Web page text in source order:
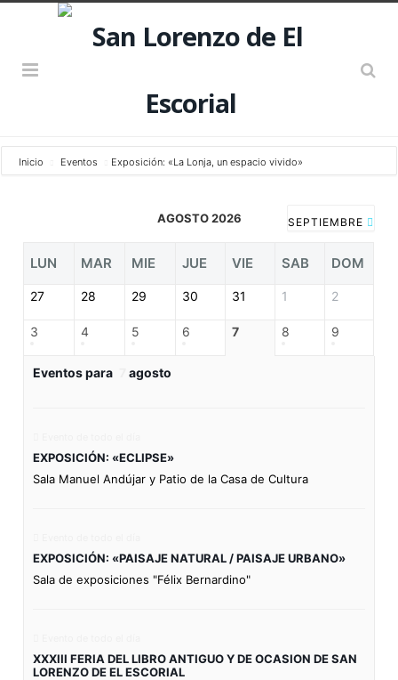
Inicio Eventos Exposición: «La Lonja, un espacio vivido»
AGOSTO 2026 SEPTIEMBRE
LUN MAR MIE JUE VIE SAB DOM
27 28 29 30 31 1 2
3 4 5 6 7 8 9
Eventos para agosto
EXPOSICIÓN: «ECLIPSE»
Sala Manuel Andújar y Patio de la Casa de Cultura
EXPOSICIÓN: «PAISAJE NATURAL / PAISAJE URBANO»
Sala de exposiciones "Félix Bernardino"
XXXIII FERIA DEL LIBRO ANTIGUO Y DE OCASION DE SAN
LORENZO DE EL ESCORIAL